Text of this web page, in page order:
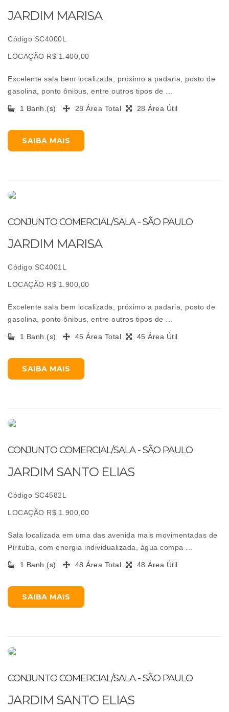
JARDIM MARISA
Código SC4000L
LOCAÇÃO R$ 1.400,00
Excelente sala bem localizada, próximo a padaria, posto de
gasolina, ponto ônibus, entre outros tipos de ...
1 Banh.(s) 28 Área Total 28 Área Útil
SAIBA MAIS
CONJUNTO COMERCIAL/SALA - SÃO PAULO
JARDIM MARISA
Código SC4001L
LOCAÇÃO R$ 1.900,00
Excelente sala bem localizada, próximo a padaria, posto de
gasolina, ponto ônibus, entre outros tipos de ...
1 Banh.(s) 45 Área Total 45 Área Útil
SAIBA MAIS
CONJUNTO COMERCIAL/SALA - SÃO PAULO
JARDIM SANTO ELIAS
Código SC4582L
LOCAÇÃO R$ 1.900,00
Sala localizada em uma das avenida mais movimentadas de
Pirituba, com energia individualizada, água compa ...
1 Banh.(s) 48 Área Total 48 Área Útil
SAIBA MAIS
CONJUNTO COMERCIAL/SALA - SÃO PAULO
JARDIM SANTO ELIAS